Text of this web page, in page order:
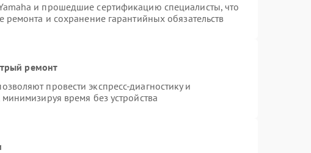
и прошедшие сертификацию специалисты, что
ремонта и сохранение гарантийных обязательств
ремонт
провести экспресс-диагностику и
время без устройства